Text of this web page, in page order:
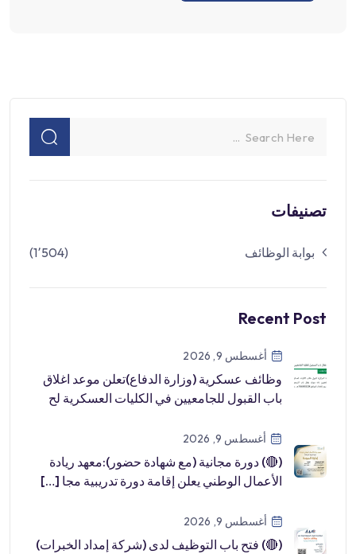
تصنيفات
بوابة الوظائف (1٬504)
Recent Post
أغسطس 9, 2026
وظائف عسكرية (وزارة الدفاع)تعلن موعد اغلاق
باب القبول للجامعيين في الكليات العسكرية لح
أغسطس 9, 2026
(🔴) دورة مجانية (مع شهادة حضور):معهد ريادة
الأعمال الوطني يعلن إقامة دورة تدريبية مجا […]
أغسطس 9, 2026
(🔴) فتح باب التوظيف لدى (شركة إمداد الخبرات)